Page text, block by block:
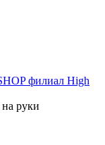
филиал High
на руки